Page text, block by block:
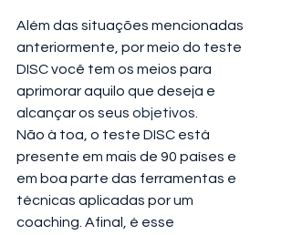
Além das situações mencionadas
anteriormente, por meio do teste
DISC você tem os meios para
aprimorar aquilo que deseja e
alcançar os seus objetivos
Não à toa, o teste DISC está
presente em mais de 90 países e
em boa parte das ferramentas e
técnicas aplicadas por um
coaching. Afinal, é esse